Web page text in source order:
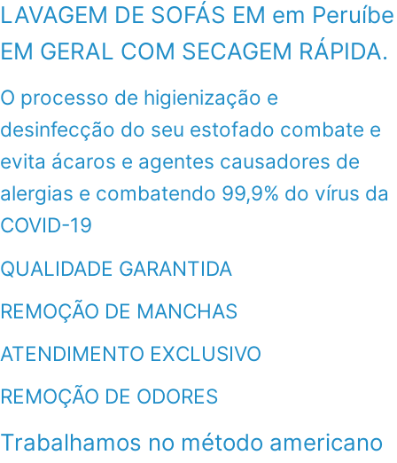
LAVAGEM DE SOFÁS EM em Peruíbe
EM GERAL COM SECAGEM RÁPIDA.
O processo de higienização e
desinfecção do seu estofado combate e
evita ácaros e agentes causadores de
alergias e combatendo 99,9% do vírus da
COVID-19
QUALIDADE GARANTIDA
REMOÇÃO DE MANCHAS
ATENDIMENTO EXCLUSIVO
REMOÇÃO DE ODORES
Trabalhamos no método americano